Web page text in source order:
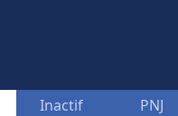
Inactif PNJ